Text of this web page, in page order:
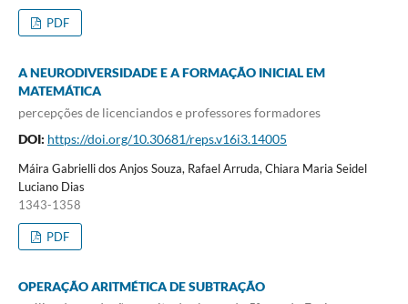
PDF
A NEURODIVERSIDADE E A FORMAÇÃO INICIAL EM
MATEMÁTICA
percepções de licenciandos e professores formadores
DOI: https://doi.org/10.30681/reps.v16i3.14005
Máira Gabrielli dos Anjos Souza, Rafael Arruda, Chiara Maria Seidel
Luciano Dias
1343-1358
PDF
OPERAÇÃO ARITMÉTICA DE SUBTRAÇÃO